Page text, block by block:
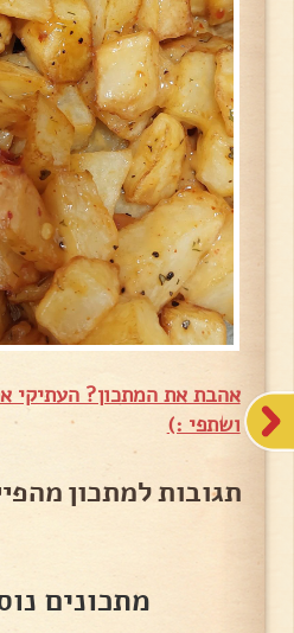
אהבת את המתכון? העתיקי
ושתפי :)
תגובות למתכון
מתכונים